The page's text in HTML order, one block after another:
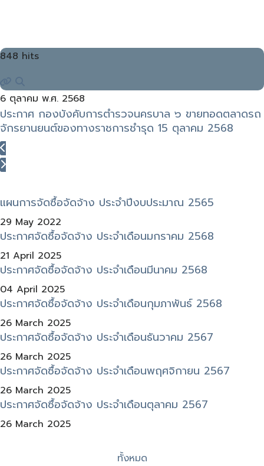
848 hits
6 ตุลาคม พ.ศ. 2568
ประกาศ กองบังคับการตำรวจนครบาล ๖ ขายทอดตลาดรถ
จักรยานยนต์ของทางราชการชำรุด 15 ตุลาคม 2568
แผนการจัดซื้อจัดจ้าง ประจำปีงบประมาณ 2565
29 May 2022
ประกาศจัดซื้อจัดจ้าง ประจำเดือนมกราคม 2568
21 April 2025
ประกาศจัดซื้อจัดจ้าง ประจำเดือนมีนาคม 2568
04 April 2025
ประกาศจัดซื้อจัดจ้าง ประจำเดือนกุมภาพันธ์ 2568
26 March 2025
ประกาศจัดซื้อจัดจ้าง ประจำเดือนธันวาคม 2567
26 March 2025
ประกาศจัดซื้อจัดจ้าง ประจำเดือนพฤศจิกายน 2567
26 March 2025
ประกาศจัดซื้อจัดจ้าง ประจำเดือนตุลาคม 2567
26 March 2025
ทั้งหมด